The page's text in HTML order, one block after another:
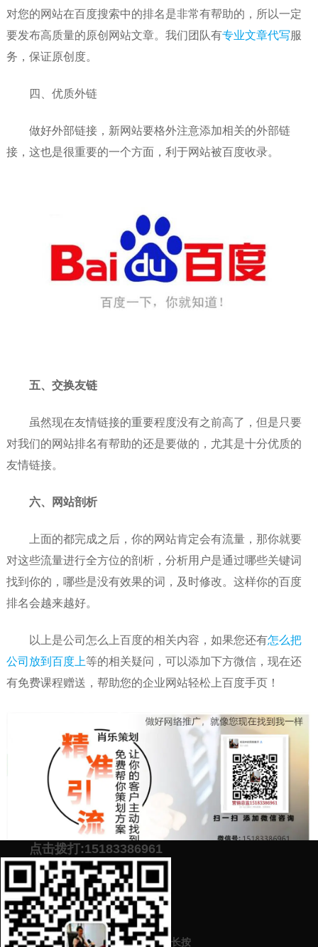
对您的网站在百度搜索中的排名是非常有帮助的，所以一定
要发布高质量的原创网站文章。我们团队有专业文章代写服
务，保证原创度。
四、优质外链
做好外部链接，新网站要格外注意添加相关的外部链
接，这也是很重要的一个方面，利于网站被百度收录。
五、交换友链
虽然现在友情链接的重要程度没有之前高了，但是只要
对我们的网站排名有帮助的还是要做的，尤其是十分优质的
友情链接。
六、网站剖析
上面的都完成之后，你的网站肯定会有流量，那你就要
对这些流量进行全方位的剖析，分析用户是通过哪些关键词
找到你的，哪些是没有效果的词，及时修改。这样你的百度
排名会越来越好。
以上是公司怎么上百度的相关内容，如果您还有怎么把
公司放到百度上等的相关疑问，可以添加下方微信，现在还
有免费课程赠送，帮助您的企业网站轻松上百度手页！
预约营销老师 添加微信号：scyxch
案！
点击拨打:15183386961
长按